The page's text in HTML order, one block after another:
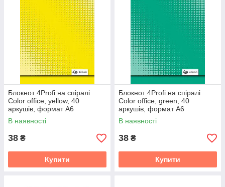
Блокнот 4Profi на спіралі
Color office, yellow, 40
аркушів, формат А6
В наявності
38 ₴
Купити
Блокнот 4Profi на спіралі
Color office, green, 40
аркушів, формат А6
В наявності
38 ₴
Купити